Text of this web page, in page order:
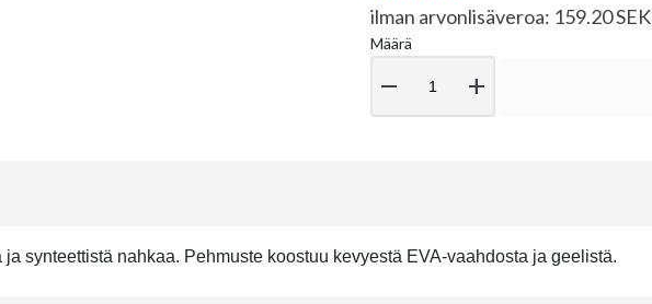
ilman arvonlisäveroa: 159.20 SEK
Määrä
remove add
synteettistä nahkaa. Pehmuste koostuu kevyestä EVA-vaahdosta ja geelistä.